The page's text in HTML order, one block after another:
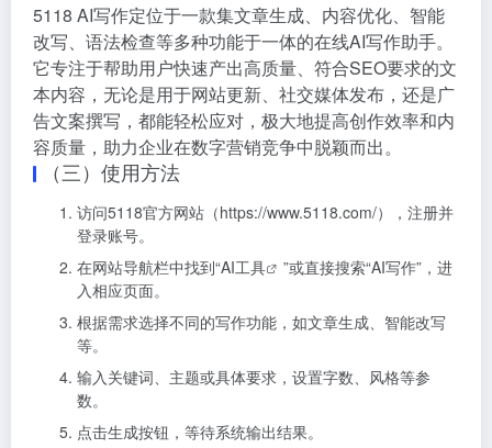
5118 AI写作定位于一款集文章生成、内容优化、智能
改写、语法检查等多种功能于一体的在线AI写作助手。
它专注于帮助用户快速产出高质量、符合SEO要求的文
本内容，无论是用于网站更新、社交媒体发布，还是广
告文案撰写，都能轻松应对，极大地提高创作效率和内
容质量，助力企业在数字营销竞争中脱颖而出。
（三）使用方法
访问5118官方网站（https://www.5118.com/），注册并
登录账号。
在网站导航栏中找到“AI工具
”或直接搜索“AI写作”，进
入相应页面。
根据需求选择不同的写作功能，如文章生成、智能改写
等。
输入关键词、主题或具体要求，设置字数、风格等参
数。
点击生成按钮，等待系统输出结果。